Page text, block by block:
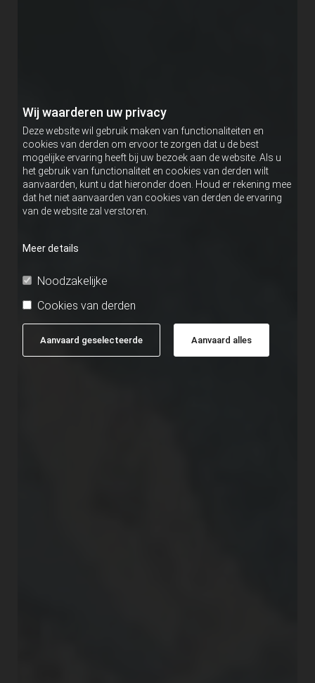
Wij waarderen uw privacy
Deze website wil gebruik maken van functionaliteiten en
cookies van derden om ervoor te zorgen dat u de best
mogelijke ervaring heeft bij uw bezoek aan de website. Als u
het gebruik van functionaliteit en cookies van derden wilt
aanvaarden, kunt u dat hieronder doen. Houd er rekening mee
dat het niet aanvaarden van cookies van derden de ervaring
van de website zal verstoren.
Meer details
Noodzakelijke
Cookies van derden
Aanvaard geselecteerde Aanvaard alles